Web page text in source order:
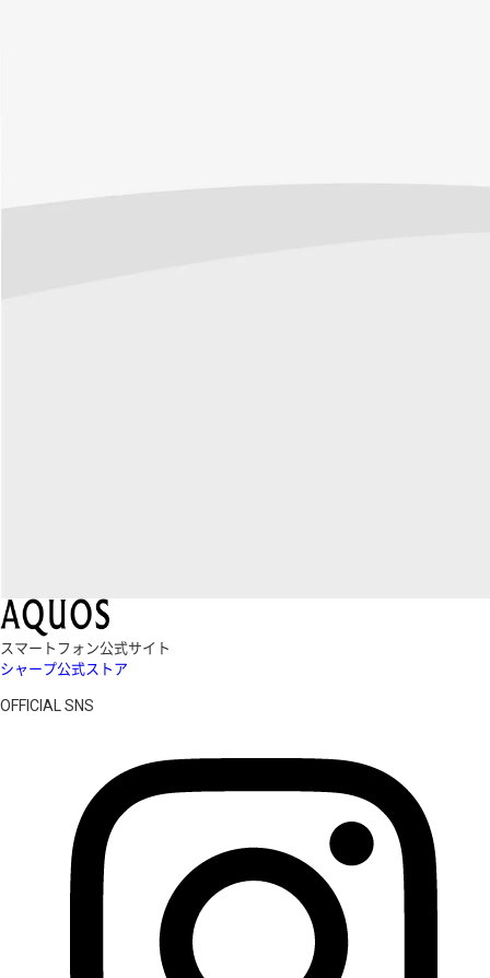
スマートフォン公式サイト
シャープ公式ストア
OFFICIAL SNS